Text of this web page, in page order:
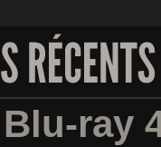
Blu-ray